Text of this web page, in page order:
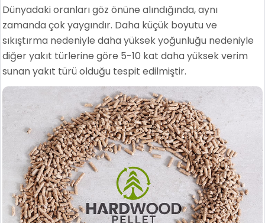
Dünyadaki oranları göz önüne alındığında, aynı
zamanda çok yaygındır. Daha küçük boyutu ve
sıkıştırma nedeniyle daha yüksek yoğunluğu nedeniyle
diğer yakıt türlerine göre 5-10 kat daha yüksek verim
sunan yakıt türü olduğu tespit edilmiştir.